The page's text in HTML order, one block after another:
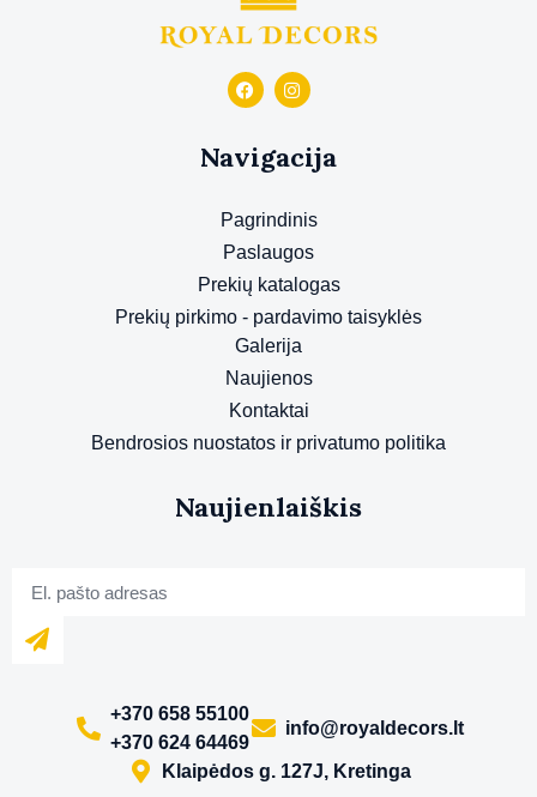
Navigacija
Pagrindinis
Paslaugos
Prekių katalogas
Prekių pirkimo - pardavimo taisyklės
Galerija
Naujienos
Kontaktai
Bendrosios nuostatos ir privatumo politika
Naujienlaiškis
+370 658 55100
+370 624 64469
info@royaldecors.lt
Klaipėdos g. 127J, Kretinga